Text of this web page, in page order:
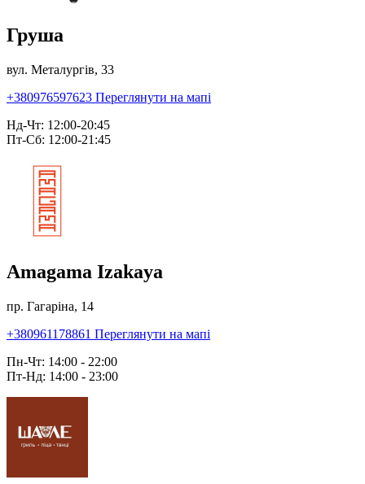
Груша
вул. Металургів, 33
+380976597623 Переглянути на мапі
Нд-Чт: 12:00-20:45
Пт-Сб: 12:00-21:45
Amagama Izakaya
пр. Гагаріна, 14
+380961178861 Переглянути на мапі
Пн-Чт: 14:00 - 22:00
Пт-Нд: 14:00 - 23:00